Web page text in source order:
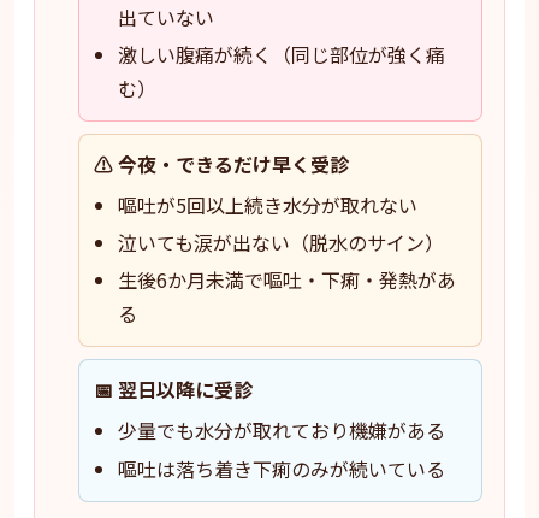
出ていない
激しい腹痛が続く（同じ部位が強く痛
む）
⚠️ 今夜・できるだけ早く受診
嘔吐が5回以上続き水分が取れない
泣いても涙が出ない（脱水のサイン）
生後6か月未満で嘔吐・下痢・発熱があ
る
📅 翌日以降に受診
少量でも水分が取れており機嫌がある
嘔吐は落ち着き下痢のみが続いている